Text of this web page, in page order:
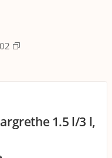
1.5 l/3 l,